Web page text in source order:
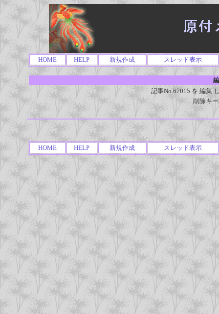
HOME HELP 新規作成 スレッド表示
記事No.67015 を 編集
削除キ
HOME HELP 新規作成 スレッド表示